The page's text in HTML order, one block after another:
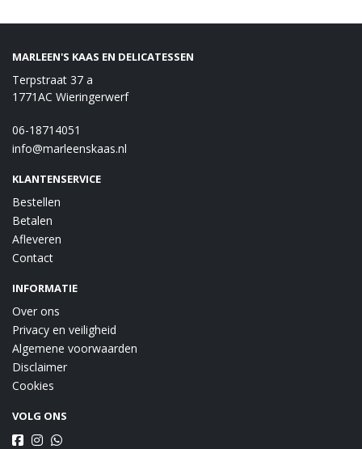
MARLEEN'S KAAS EN DELICATESSEN
Terpstraat 37 a
1771AC Wieringerwerf
06-18714051
info@marleenskaas.nl
KLANTENSERVICE
Bestellen
Betalen
Afleveren
Contact
INFORMATIE
Over ons
Privacy en veiligheid
Algemene voorwaarden
Disclaimer
Cookies
VOLG ONS